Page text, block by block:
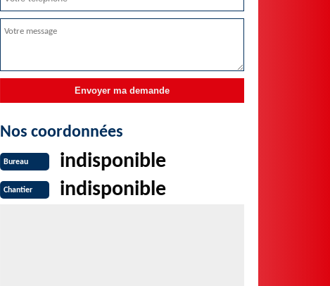
Nos coordonnées
Bureau indisponible
Chantier indisponible